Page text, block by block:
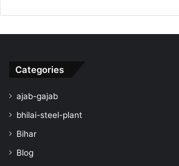
Categories
ajab-gajab
bhilai-steel-plant
Bihar
Blog